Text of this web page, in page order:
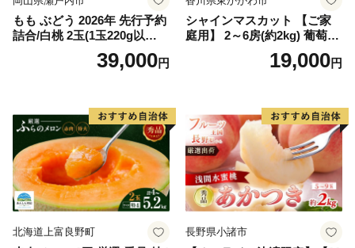
もも ぶどう 2026年 先行予約
詰合/白桃 2玉(1玉220g以
上)・シャインマスカット 晴
39,000円
シャインマスカット 【ご家
庭用】 2～6房(約2kg) 葡萄 ぶ
どう ブドウ フルーツ 果物 く
だもの 果実 旬の果物 旬のフ
19,000円
北海道上富良野町 長野県小諸市